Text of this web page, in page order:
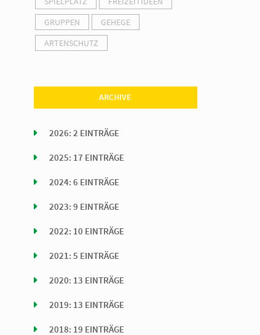
GRUPPEN
GEHEGE
ARTENSCHUTZ
ARCHIVE
2026: 2 EINTRÄGE
2025: 17 EINTRÄGE
2024: 6 EINTRÄGE
2023: 9 EINTRÄGE
2022: 10 EINTRÄGE
2021: 5 EINTRÄGE
2020: 13 EINTRÄGE
2019: 13 EINTRÄGE
2018: 19 EINTRÄGE